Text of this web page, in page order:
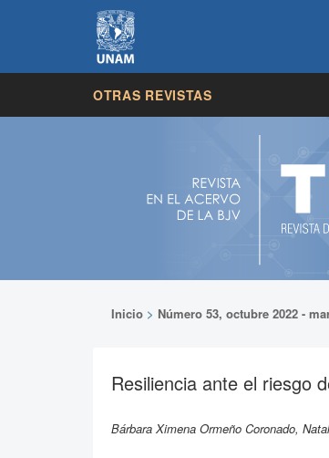
OTRAS REVISTAS
Inicio > Número 53, octubre 2022 -
Resiliencia ante el riesgo
Bárbara Ximena Ormeño Coronado,